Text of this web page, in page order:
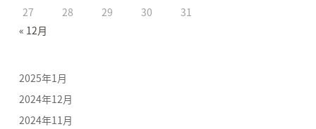
27
28 29 30
31
« 12月
2025年1月
2024年12月
2024年11月